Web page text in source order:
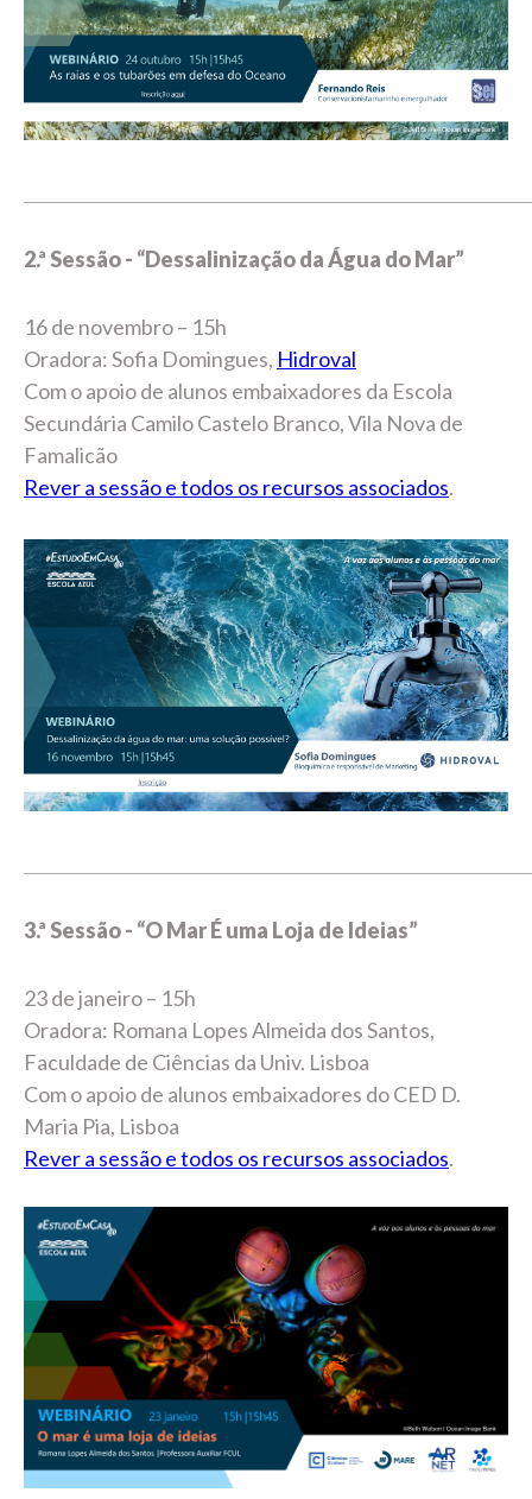
2.ª Sessão - “Dessalinização da Água do Mar”
16 de novembro – 15h
Oradora: Sofia Domingues, Hidroval
Com o apoio de alunos embaixadores da Escola
Secundária Camilo Castelo Branco, Vila Nova de
Famalicão
Rever a sessão e todos os recursos associados.
3.ª Sessão - “O Mar É uma Loja de Ideias”
23 de janeiro – 15h
Oradora: Romana Lopes Almeida dos Santos,
Faculdade de Ciências da Univ. Lisboa
Com o apoio de alunos embaixadores do CED D.
Maria Pia, Lisboa
Rever a sessão e todos os recursos associados.